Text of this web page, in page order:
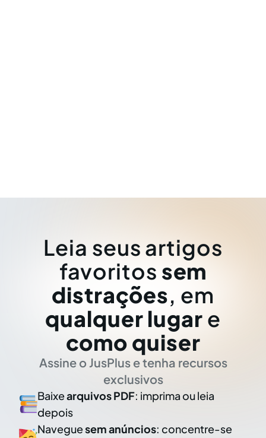
Leia seus artigos
favoritos sem
distrações, em
qualquer lugar e
como quiser
Assine o JusPlus e tenha recursos
exclusivos
Baixearquivos PDF: imprima ou leia
depois
Naveguesem anúncios: concentre-se